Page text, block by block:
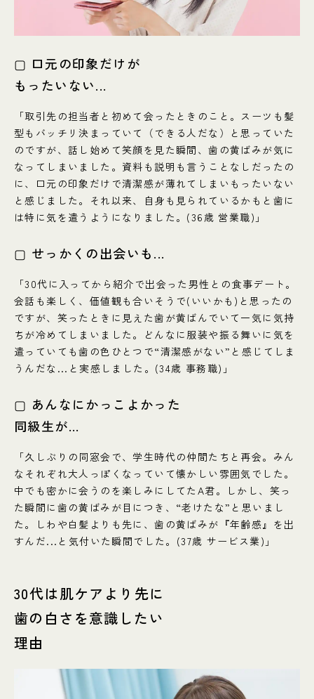
▢ 口元の印象だけが
もったいない...
「取引先の担当者と初めて会ったときのこと。スーツも髪
型もバッチリ決まっていて（できる人だな）と思っていた
のですが、話し始めて笑顔を見た瞬間、歯の黄ばみが気に
なってしまいました。資料も説明も言うことなしだったの
に、口元の印象だけで清潔感が薄れてしまいもったいない
と感じました。それ以来、自身も見られているかもと歯に
は特に気を遣うようになりました。(36歳 営業職)」
▢ せっかくの出会いも...
「30代に入ってから紹介で出会った男性との食事デート。
会話も楽しく、価値観も合いそうで(いいかも)と思ったの
ですが、笑ったときに見えた歯が黄ばんでいて一気に気持
ちが冷めてしまいました。どんなに服装や振る舞いに気を
遣っていても歯の色ひとつで“清潔感がない”と感じてしま
うんだな...と実感しました。(34歳 事務職)」
▢ あんなにかっこよかった
同級生が...
「久しぶりの同窓会で、学生時代の仲間たちと再会。みん
なそれぞれ大人っぽくなっていて懐かしい雰囲気でした。
中でも密かに会うのを楽しみにしてたA君。しかし、笑っ
た瞬間に歯の黄ばみが目につき、“老けたな”と思いまし
た。しわや白髪よりも先に、歯の黄ばみが『年齢感』を出
すんだ...と気付いた瞬間でした。(37歳 サービス業)」
30代は肌ケアより先に
歯の白さを意識したい
理由